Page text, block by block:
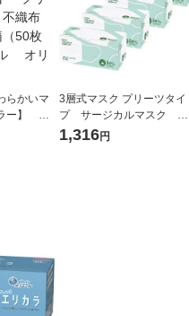
らかいマ
ー】 ホ
型 3層
3層式マスク プリーツタイ
プ サージカルマスク 不
織布 使い捨てマスク 1セ
ット（200枚：4箱×50枚
1,316円